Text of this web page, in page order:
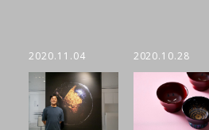
2020.11.04 2020.10.28